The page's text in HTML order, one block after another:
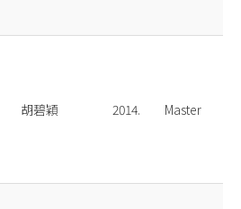
胡碧穎 2014. Master